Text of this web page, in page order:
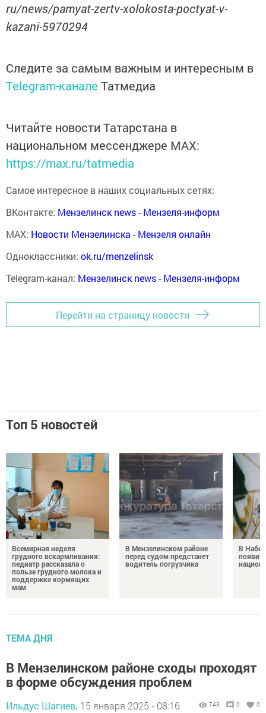
ru/news/pamyat-zertv-xolokosta-poctyat-v-
kazani-5970294
Следите за самым важным и интересным в
Telegram-канале Татмедиа
Читайте новости Татарстана в
национальном мессенджере MАХ:
https://max.ru/tatmedia
Самое интересное в наших социальных сетях:
ВКонтакте: Мензелинск news - Мензеля-информ
MAX: Новости Мензелинска - Мензеля онлайн
Одноклассники: ok.ru/menzelinsk
Telegram-канал: Мензелинск news - Мензеля-информ
Перейти на страницу новости
Топ 5 новостей
Всемирная неделя
грудного вскармливания:
педиатр рассказала о
пользе грудного молока и
поддержке кормящих
мам
В Мензелинском районе
перед судом предстанет
водитель погрузчика
В
ТЕМА ДНЯ
В Мензелинском районе сходы проходят
в форме обсуждения проблем
Ильдус Шагиев, 15 января 2025 - 08:16 743 0 0